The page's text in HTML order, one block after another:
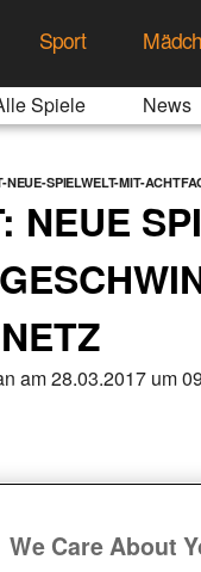
Sport
Spiele News
NEUE-SPIELWELT-MIT-
NEUE
am 28.03.2017 um
We Care About